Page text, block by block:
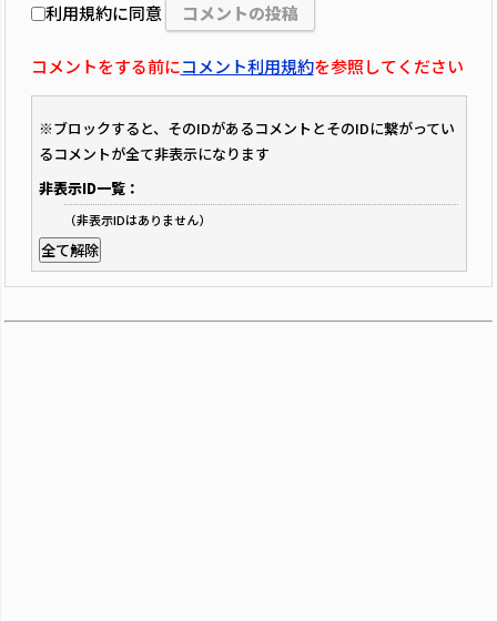
利用規約に同意
コメントをする前にコメント利用規約を参照してください
※ブロックすると、そのIDがあるコメントとそのIDに繋がってい
るコメントが全て非表示になります
非表示ID一覧：
（非表示IDはありません）
全て解除